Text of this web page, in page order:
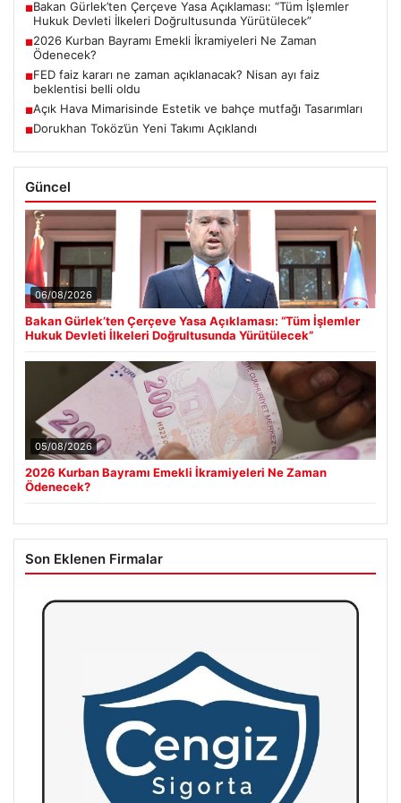
■Bakan Gürlek’ten Çerçeve Yasa Açıklaması: “Tüm İşlemler
Hukuk Devleti İlkeleri Doğrultusunda Yürütülecek”
■2026 Kurban Bayramı Emekli İkramiyeleri Ne Zaman
Ödenecek?
■FED faiz kararı ne zaman açıklanacak? Nisan ayı faiz
beklentisi belli oldu
■Açık Hava Mimarisinde Estetik ve bahçe mutfağı Tasarımları
■Dorukhan Toköz’ün Yeni Takımı Açıklandı
Güncel
06/08/2026
Bakan Gürlek’ten Çerçeve Yasa Açıklaması: “Tüm İşlemler
Hukuk Devleti İlkeleri Doğrultusunda Yürütülecek”
05/08/2026
2026 Kurban Bayramı Emekli İkramiyeleri Ne Zaman
Ödenecek?
Son Eklenen Firmalar